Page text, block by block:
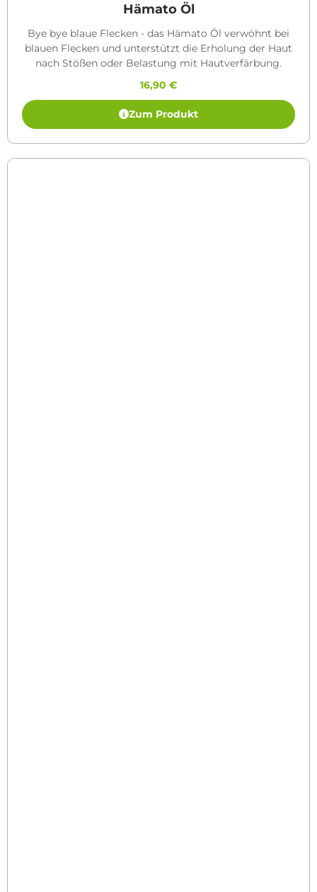
Hämato Öl
Bye bye blaue Flecken - das Hämato Öl verwöhnt bei
blauen Flecken und unterstützt die Erholung der Haut
nach Stößen oder Belastung mit Hautverfärbung.
16,90 €
Zum Produkt